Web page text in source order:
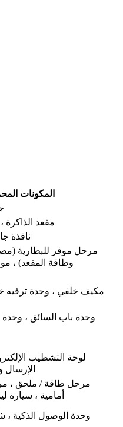
المكونات
مقعد الذاكرة
نافذة
مرحل موفر للبطارية
وطاقة المقعد) ،
مكيف خلفي ، وحدة ترفيه
وحدة باب السائق ، وحدة
الإرسال
مرحل طاقة / ملحق ،
أمامية ، سيارة
وحدة الوصول الذكية ،